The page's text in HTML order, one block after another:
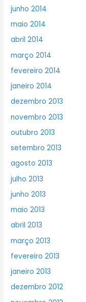
junho 2014
maio 2014
abril 2014
março 2014
fevereiro 2014
janeiro 2014
dezembro 2013
novembro 2013
outubro 2013
setembro 2013
agosto 2013
julho 2013
junho 2013
maio 2013
abril 2013
março 2013
fevereiro 2013
janeiro 2013
dezembro 2012